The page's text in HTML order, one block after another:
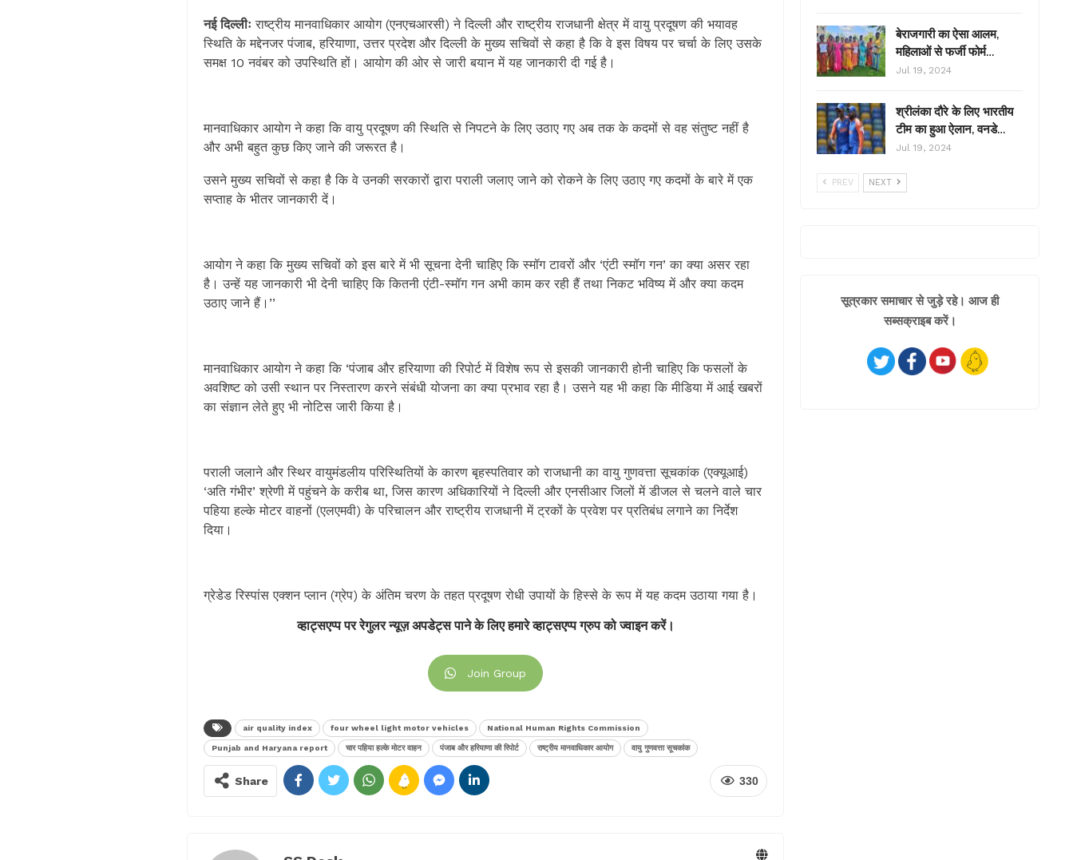
नई दिल्लीः राष्ट्रीय मानवाधिकार आयोग (एनएचआरसी) ने दिल्ली और राष्ट्रीय राजधानी क्षेत्र में वायु प्रदूषण की भयावह
स्थिति के मद्देनजर पंजाब, हरियाणा, उत्तर प्रदेश और दिल्ली के मुख्य सचिवों से कहा है कि वे इस विषय पर चर्चा के लिए उसके
समक्ष 10 नवंबर को उपस्थिति हों। आयोग की ओर से जारी बयान में यह जानकारी दी गई है।
मानवाधिकार आयोग ने कहा कि वायु प्रदूषण की स्थिति से निपटने के लिए उठाए गए अब तक के कदमों से वह संतुष्ट नहीं है
और अभी बहुत कुछ किए जाने की जरूरत है।
उसने मुख्य सचिवों से कहा है कि वे उनकी सरकारों द्वारा पराली जलाए जाने को रोकने के लिए उठाए गए कदमों के बारे में एक
सप्ताह के भीतर जानकारी दें।
आयोग ने कहा कि मुख्य सचिवों को इस बारे में भी सूचना देनी चाहिए कि स्मॉग टावरों और ‘एंटी स्मॉग गन’ का क्या असर रहा
है। उन्हें यह जानकारी भी देनी चाहिए कि कितनी एंटी-स्मॉग गन अभी काम कर रही हैं तथा निकट भविष्य में और क्या कदम
उठाए जाने हैं।’’
मानवाधिकार आयोग ने कहा कि ‘पंजाब और हरियाणा की रिपोर्ट में विशेष रूप से इसकी जानकारी होनी चाहिए कि फसलों के
अवशिष्ट को उसी स्थान पर निस्तारण करने संबंधी योजना का क्या प्रभाव रहा है। उसने यह भी कहा कि मीडिया में आई खबरों
का संज्ञान लेते हुए भी नोटिस जारी किया है।
पराली जलाने और स्थिर वायुमंडलीय परिस्थितियों के कारण बृहस्पतिवार को राजधानी का वायु गुणवत्ता सूचकांक (एक्यूआई)
‘अति गंभीर’ श्रेणी में पहुंचने के करीब था, जिस कारण अधिकारियों ने दिल्ली और एनसीआर जिलों में डीजल से चलने वाले चार
पहिया हल्के मोटर वाहनों (एलएमवी) के परिचालन और राष्ट्रीय राजधानी में ट्रकों के प्रवेश पर प्रतिबंध लगाने का निर्देश
दिया।
ग्रेडेड रिस्पांस एक्शन प्लान (ग्रेप) के अंतिम चरण के तहत प्रदूषण रोधी उपायों के हिस्से के रूप में यह कदम उठाया गया है।
व्हाट्सएप्प पर रेगुलर न्यूज़ अपडेट्स पाने के लिए हमारे व्हाट्सएप्प ग्रुप को ज्वाइन करें।
Join Group
air quality index four wheel light motor vehicles National Human Rights Commission
Punjab and Haryana report चार पहिया हल्के मोटर वाहन पंजाब और हरियाणा की रिपोर्ट राष्ट्रीय मानवाधिकार आयोग वायु गुणवत्ता सूचकांक
330
Share
बेराजगारी का ऐसा आलम,
महिलाओं से फर्जी फोर्म…
Jul 19, 2024
श्रीलंका दौरे के लिए भारतीय
टीम का हुआ ऐलान, वनडे…
Jul 19, 2024
PREV NEXT
सूत्रकार समाचार से जुड़े रहे। आज ही
सब्सक्राइब करें।